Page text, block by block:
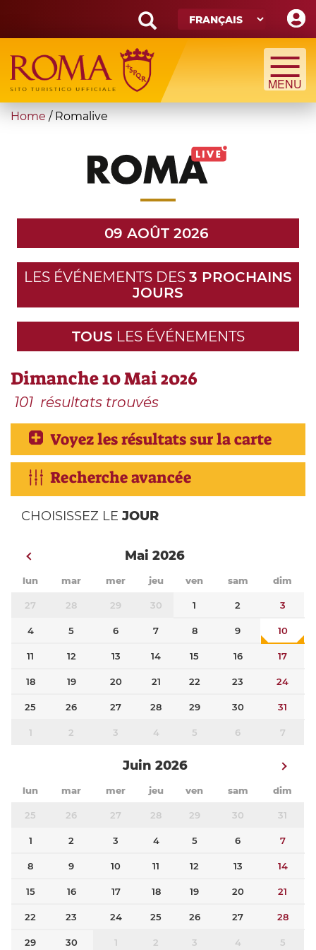
main
content
Search
form
Recherche
You
Home / Romalive
09 AOÛT 2026
LES ÉVÉNEMENTS DES 3 PROCHAINS
JOURS
TOUS LES ÉVÉNEMENTS
Dimanche 10 Mai 2026
101 résultats trouvés
Voyez les résultats sur la carte
Recherche avancée
CHOISISSEZ LEJOUR
Mai 2026
lun mar mer jeu ven sam dim
27 28 29 30 1 2 3
4 5 6 7 8 9 10
11 12 13 14 15 16 17
18 19 20 21 22 23 24
25 26 27 28 29 30 31
1 2 3 4 5 6 7
Juin 2026
lun mar mer jeu ven sam dim
25 26 27 28 29 30 31
1 2 3 4 5 6 7
8 9 10 11 12 13 14
15 16 17 18 19 20 21
22 23 24 25 26 27 28
29 30 1 2 3 4 5